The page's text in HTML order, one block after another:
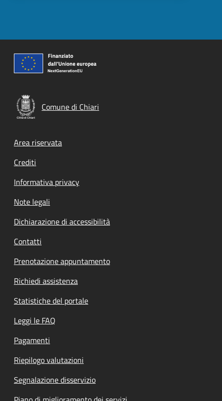
Comune di Chiari
Footer menu
Area riservata
Crediti
Informativa privacy
Note legali
Dichiarazione di accessibilità
Contatti
Prenotazione appuntamento
Richiedi assistenza
Statistiche del portale
Leggi le FAQ
Pagamenti
Riepilogo valutazioni
Segnalazione disservizio